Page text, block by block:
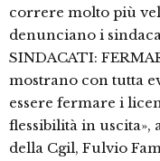
correre molto più
denunciano i
SINDACATI:
mostrano con tutta
essere fermare i
flessibilità in uscita»,
della Cgil, Fulvio